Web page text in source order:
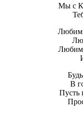
Мы с
Любим
Любим
В
Пусть